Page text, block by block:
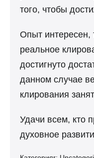
того, чтобы
Опыт интересен,
реальное
достигнуто
данном случае
клирования
Удачи всем, кто
духовное